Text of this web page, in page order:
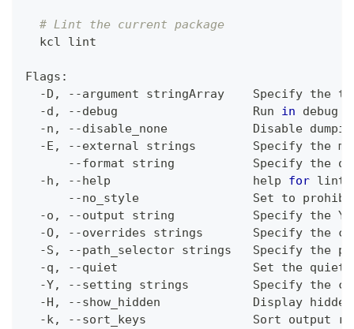
# Lint the current package
  kcl lint
Flags:
-D, --argument stringArray    Specify the
  -d, --debug                   Run
in debug
-n, --disable_none            Disable
-E, --external strings        Specify the
--format string           Specify the
  -h, --help
help for lint
--no_style                Set to
-o, --output string           Specify the
-O, --overrides strings       Specify the
-S, --path_selector strings   Specify the
-q, --quiet                   Set the
  -Y, --setting strings         Specify the
-H, --show_hidden             Display
-k, --sort_keys               Sort output